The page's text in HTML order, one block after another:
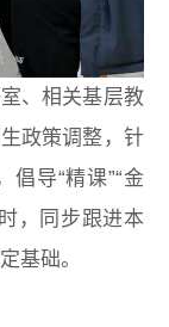
、相关基层教
政策调整，针
导“精课”“金
，同步跟进本
基础。